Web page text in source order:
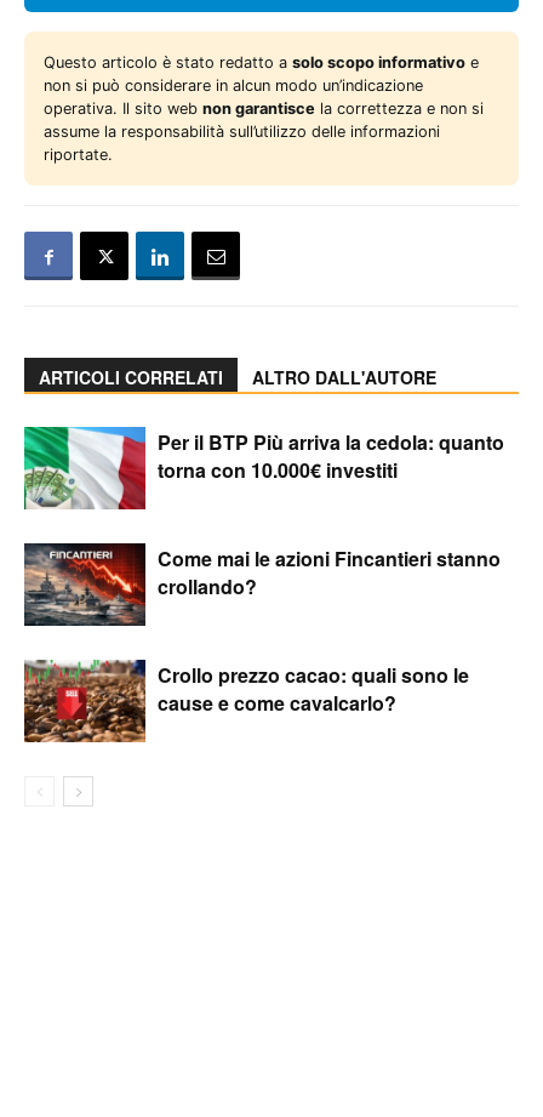
Questo articolo è stato redatto a solo scopo informativo e
non si può considerare in alcun modo un’indicazione
operativa. Il sito web non garantisce la correttezza e non si
assume la responsabilità sull’utilizzo delle informazioni
riportate.
ARTICOLI CORRELATI ALTRO DALL'AUTORE
Per il BTP Più arriva la cedola: quanto
torna con 10.000€ investiti
Come mai le azioni Fincantieri stanno
crollando?
Crollo prezzo cacao: quali sono le
cause e come cavalcarlo?